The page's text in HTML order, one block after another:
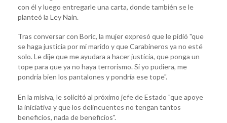
con él y luego entregarle una carta, donde también se le
planteó la Ley Nain.
Tras conversar con Boric, la mujer expresó que le pidió "que
se haga justicia por mi marido y que Carabineros ya no esté
solo. Le dije que me ayudara a hacer justicia, que ponga un
tope para que ya no haya terrorismo. Si yo pudiera, me
pondría bien los pantalones y pondría ese tope".
En la misiva, le solicitó al próximo jefe de Estado "que apoye
la iniciativa y que los delincuentes no tengan tantos
beneficios, nada de beneficios".